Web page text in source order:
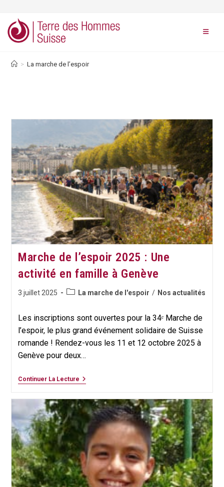
content
> La marche de l’espoir
Marche de l’espoir 2025 : Une
activité en famille à Genève
Publication
3 juillet 2025
PostLa marche de l'espoir / Nos actualités
Les inscriptions sont ouvertes pour la 34ᵉ Marche de
l’espoir, le plus grand événement solidaire de Suisse
romande ! Rendez-vous les 11 et 12 octobre 2025 à
Genève pour deux…
Continuer La LectureMarche
2025
Activité
En
Famille
À
Genève